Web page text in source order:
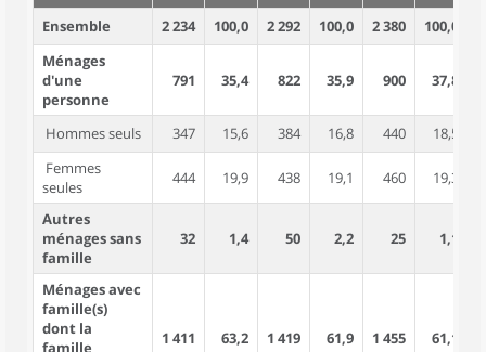
Ensemble
2 234 100,0 2 292 100,0 2 380 100,0
Ménages
d'une
personne
791 35,4 822 35,9 900 37,8
Hommes seuls 347 15,6 384 16,8 440
18,5
Femmes
seules
444 19,9 438 19,1 460 19,3
Autres
ménages sans
famille
32 1,4 50 2,2 25 1,1
Ménages avec
famille(s)
dont la
famille
1 411 63,2 1 419 61,9 1 455 61,1